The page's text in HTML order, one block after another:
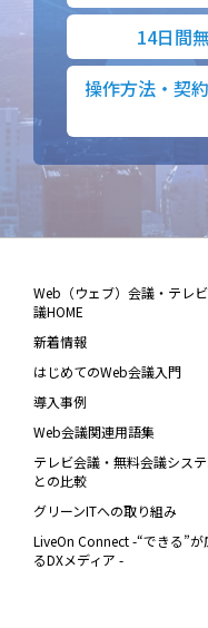
14日間
操作方法・契
Web（ウェブ）会議・テレ
議HOME
新着情報
はじめてのWeb会議入門
導入事例
Web会議関連用語集
テレビ会議・無料会議シス
との比較
グリーンITへの取り組み
LiveOn Connect -“できる”が
るDXメディア -